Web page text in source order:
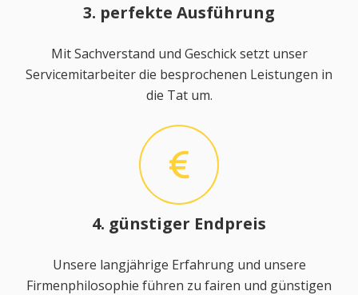
3. perfekte Ausführung
Mit Sachverstand und Geschick setzt unser
Servicemitarbeiter die besprochenen Leistungen in
die Tat um.
4. günstiger Endpreis
Unsere langjährige Erfahrung und unsere
Firmenphilosophie führen zu fairen und günstigen